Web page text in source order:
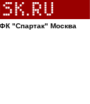
"Спартак" Москва